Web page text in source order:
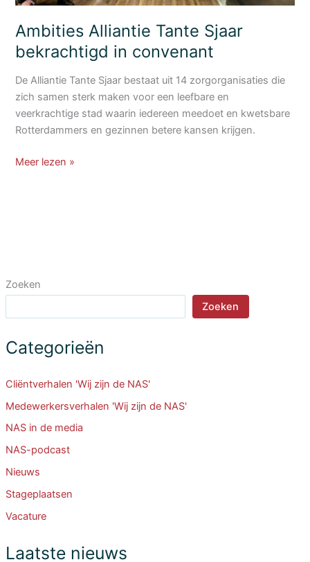
Zoeken
Zoeken
Categorieën
Cliëntverhalen 'Wij zijn de NAS'
Medewerkersverhalen 'Wij zijn de NAS'
NAS in de media
NAS-podcast
Nieuws
Stageplaatsen
Vacature
Laatste nieuws
Ambities Alliantie Tante Sjaar
bekrachtigd in convenant
De Alliantie Tante Sjaar bestaat uit 14 zorgorganisaties die
zich samen sterk maken voor een leefbare en
veerkrachtige stad waarin iedereen meedoet en kwetsbare
Rotterdammers en gezinnen betere kansen krijgen.
Ambities
Meer lezen »